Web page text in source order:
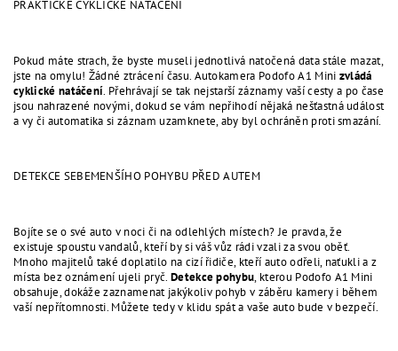
PRAKTICKÉ CYKLICKÉ NATÁČENÍ
Pokud máte strach, že byste museli jednotlivá natočená data stále mazat,
jste na omylu! Žádné ztrácení času. Autokamera Podofo A1 Mini zvládá
cyklické natáčení . Přehrávají se tak nejstarší záznamy vaší cesty a po čase
jsou nahrazené novými, dokud se vám nepřihodí nějaká nešťastná událost
a vy či automatika si záznam uzamknete, aby byl ochráněn proti smazání.
DETEKCE SEBEMENŠÍHO POHYBU PŘED AUTEM
Bojíte se o své auto v noci či na odlehlých místech? Je pravda, že
existuje spoustu vandalů, kteří by si váš vůz rádi vzali za svou oběť.
Mnoho majitelů také doplatilo na cizí řidiče, kteří auto odřeli, naťukli a z
místa bez oznámení ujeli pryč. Detekce pohybu , kterou Podofo A1 Mini
obsahuje, dokáže zaznamenat jakýkoliv pohyb v záběru kamery i během
vaší nepřítomnosti. Můžete tedy v klidu spát a vaše auto bude v bezpečí.